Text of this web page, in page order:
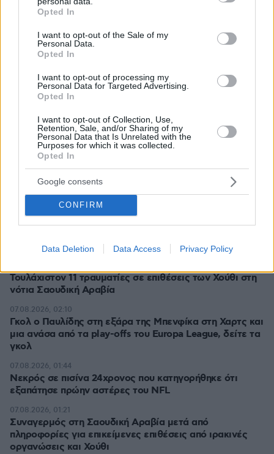
grant or deny consent to Google and its third-party tags to
use your data for below specified purposes in below Google
consent section.
Opted In
I want to opt-out of the Sale of my
Personal Data.
Opted In
I want to opt-out of processing my
Personal Data for Targeted Advertising.
Opted In
I want to opt-out of Collection, Use,
Retention, Sale, and/or Sharing of my
Personal Data that Is Unrelated with the
Purposes for which it was collected.
Opted In
Google consents
CONFIRM
Data Deletion Data Access Privacy Policy
Ειδήσεις
Γαρίδες γιουβέτσι λεμονάτο
πριν μία ώρα
«Έγκλημα πολέμου» ο ισραηλινός βομβαρδισμός που
σκότωσε δημοσιογράφο στον Λίβανο, καταγγέλλουν
τρεις ΜΚΟ
πριν μία ώρα
Επεισόδια μεταξύ διαδηλωτών και αστυνομικών έξω
από τη Γερουσία στην Αργεντινή, δείτε βίντεο
07.08.2026, 04:13
Σαουδική Αραβία, Τουρκία και Πακιστάν ετοιμάζονται
να υπογράψουν συμφωνία αμοιβαίας άμυνας
07.08.2026, 03:38
για την εξαφάνιση των 43 φοιτητών το 2014
Τουλάχιστον 11 τραυματίες σε επιθέσεις των Χούθι στη
νότια Σαουδική Αραβία
Γκολ ο Παυλίδης στη εξάρα της Μπενφίκα στη Χαρτς και
μια ανάσα από τα play-offs του Europa League, δείτε τα
γκολ
07.08.2026, 02:10
Νεκρός σε πισίνα 24χρονος που κατηγορήθηκε ότι
εξαπάτησε πρώην αστέρες του NFL
07.08.2026, 01:44
Συναγερμός στη Σαουδική Αραβία μετά από
πληροφορίες για επικείμενες επιθέσεις από ιρακινές
οργανώσεις και Χούθι
07.08.2026, 01:21